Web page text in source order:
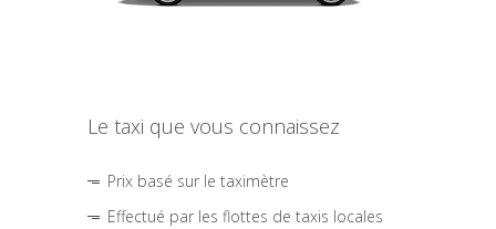
Le taxi que vous connaissez
Prix basé sur le taximètre
Effectué par les flottes de taxis locales